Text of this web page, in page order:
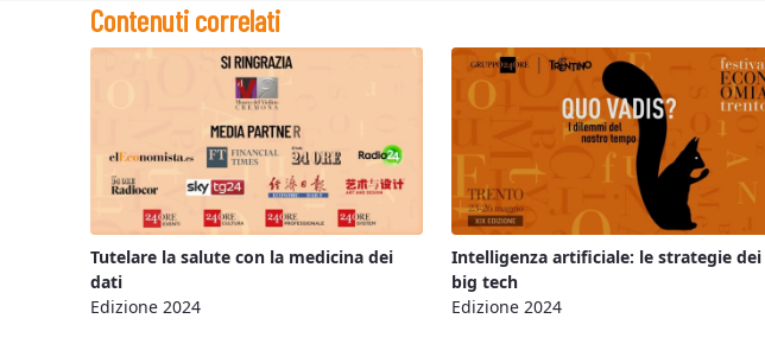
Contenuti correlati
Tutelare la salute con la medicina dei
dati
Edizione 2024
Intelligenza artificiale: le strategie dei
big tech
Edizione 2024